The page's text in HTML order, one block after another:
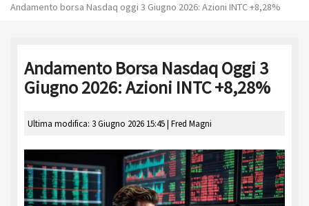
Andamento borsa Nasdaq oggi 3 Giugno 2026: Azioni INTC +8,28%
Andamento Borsa Nasdaq Oggi 3
Giugno 2026: Azioni INTC +8,28%
Ultima modifica: 3 Giugno 2026 15:45 | Fred Magni